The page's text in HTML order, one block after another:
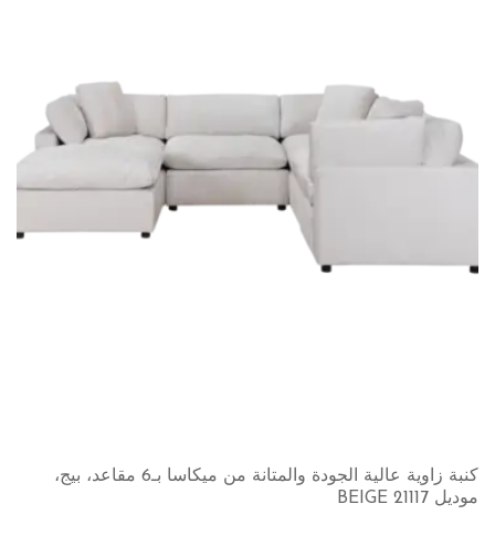
كنبة زاوية عالية الجودة والمتانة من ميكاسا بـ6 مقاعد، بيج،
موديل 21117 BEIGE